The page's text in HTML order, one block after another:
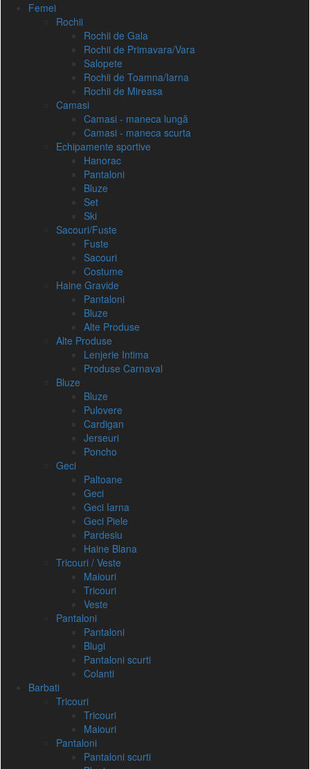
Femei
Rochii
Rochii de Gala
Rochii de Primavara/Vara
Salopete
Rochii de Toamna/Iarna
Rochii de Mireasa
Camasi
Camasi - maneca lungă
Camasi - maneca scurta
Echipamente sportive
Hanorac
Pantaloni
Bluze
Set
Ski
Sacouri/Fuste
Fuste
Sacouri
Costume
Haine Gravide
Pantaloni
Bluze
Alte Produse
Alte Produse
Lenjerie Intima
Produse Carnaval
Bluze
Bluze
Pulovere
Cardigan
Jerseuri
Poncho
Geci
Paltoane
Geci
Geci Iarna
Geci Piele
Pardesiu
Haine Blana
Tricouri / Veste
Maiouri
Tricouri
Veste
Pantaloni
Pantaloni
Blugi
Pantaloni scurti
Colanti
Barbati
Tricouri
Tricouri
Maiouri
Pantaloni
Pantaloni scurti